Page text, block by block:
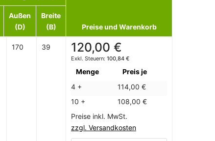
Preise und Warenkorb
Außen
(D)
Breite
(B)
170 39 120,00 €
100,84 €
Menge
Preis je
4 +
114,00 €
10 +
108,00 €
Preise inkl. MwSt.
zzgl. Versandkosten